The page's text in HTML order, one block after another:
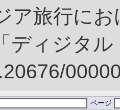
ア旅行にお
ディジタ
ページ